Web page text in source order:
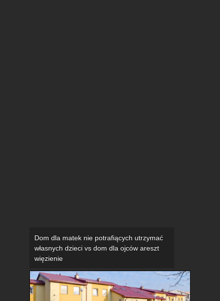
Dom dla matek nie potrafiących utrzymać
własnych dzieci vs dom dla ojców areszt
więzienie